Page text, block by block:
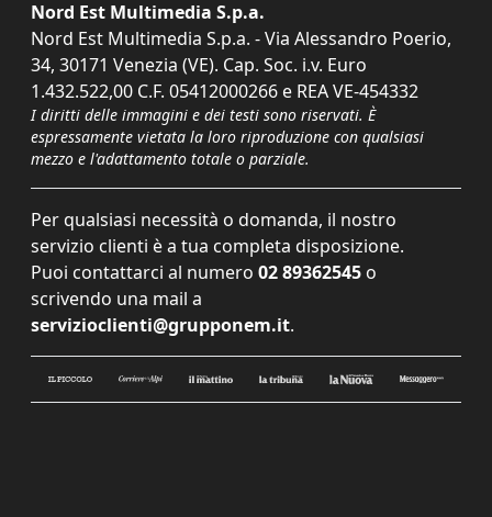
Nord Est Multimedia S.p.a.
Nord Est Multimedia S.p.a. - Via Alessandro Poerio,
34, 30171 Venezia (VE). Cap. Soc. i.v. Euro
1.432.522,00 C.F. 05412000266 e REA VE-454332
I diritti delle immagini e dei testi sono riservati. È
espressamente vietata la loro riproduzione con qualsiasi
mezzo e l'adattamento totale o parziale.
Per qualsiasi necessità o domanda, il nostro
servizio clienti è a tua completa disposizione.
Puoi contattarci al numero 02 89362545 o
scrivendo una mail a
servizioclienti@grupponem.it.